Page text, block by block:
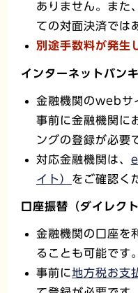
ありません。また
ての対面決済では
別途手数料が発生
インターネットバン
金融機関のwebサ
事前に金融機関に
ングの登録が必要
対応金融機関は、
イト） をご確認く
口座振替（ダイレクト
金融機関の口座を
ることも可能です。
事前に地方税お支